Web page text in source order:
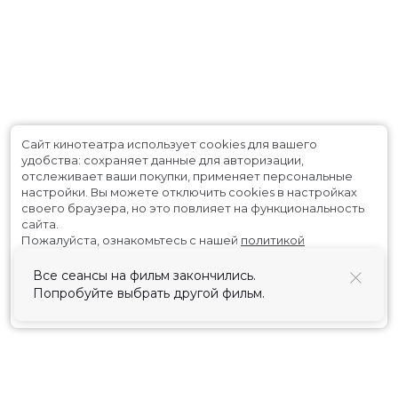
Сайт кинотеатра использует cookies для вашего
удобства: сохраняет данные для авторизации,
отслеживает ваши покупки, применяет персональные
настройки. Вы можете отключить cookies в настройках
своего браузера, но это повлияет на функциональность
сайта.
Пожалуйста, ознакомьтесь с нашей политикой
Принять